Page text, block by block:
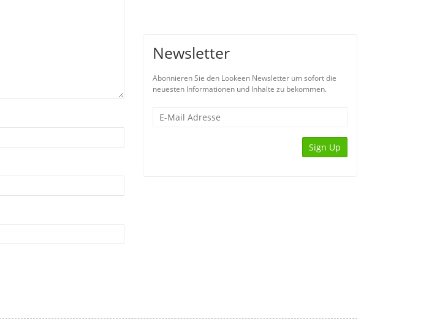
Newsletter
Abonnieren Sie den Lookeen Newsletter um sofort die
neuesten Informationen und Inhalte zu bekommen.
Sign Up